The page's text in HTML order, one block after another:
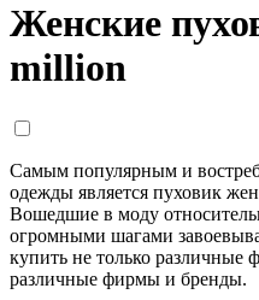
Женские
million
Самым популярным и
одежды является пуховик
Вошедшие в моду
огромными шагами
купить не только различные
различные фирмы и бренды.